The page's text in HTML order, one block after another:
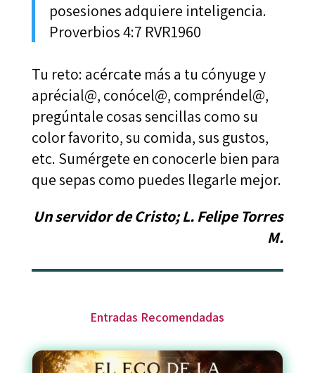
posesiones adquiere inteligencia.
Proverbios 4:7 RVR1960
Tu reto: acércate más a tu cónyuge y
aprécial@, conócel@, compréndel@,
pregúntale cosas sencillas como su
color favorito, su comida, sus gustos,
etc. Sumérgete en conocerle bien para
que sepas como puedes llegarle mejor.
Un servidor de Cristo; L. Felipe Torres
M.
Entradas Recomendadas